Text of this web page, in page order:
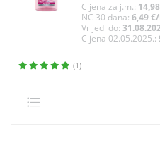
Cijena za j.m.:
NC 30 dana: 6,49
Vrijedi do:
Cijena 02.05.2025.:
(1)